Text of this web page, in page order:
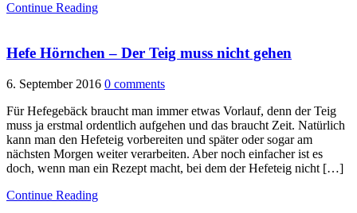
Continue Reading
Hefe Hörnchen – Der Teig muss nicht gehen
6. September 2016 0 comments
Für Hefegebäck braucht man immer etwas Vorlauf, denn der Teig
muss ja erstmal ordentlich aufgehen und das braucht Zeit. Natürlich
kann man den Hefeteig vorbereiten und später oder sogar am
nächsten Morgen weiter verarbeiten. Aber noch einfacher ist es
doch, wenn man ein Rezept macht, bei dem der Hefeteig nicht […]
Continue Reading